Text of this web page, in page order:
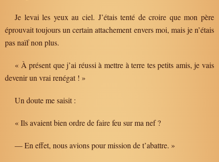
Je levai les yeux au ciel. J’étais tenté de croire que mon père
éprouvait toujours un certain attachement envers moi, mais je n’étais
pas naïf non plus.
« À présent que j’ai réussi à mettre à terre tes petits amis, je vais
devenir un vrai renégat ! »
Un doute me saisit :
« Ils avaient bien ordre de faire feu sur ma nef ?
— En effet, nous avions pour mission de t’abattre. »